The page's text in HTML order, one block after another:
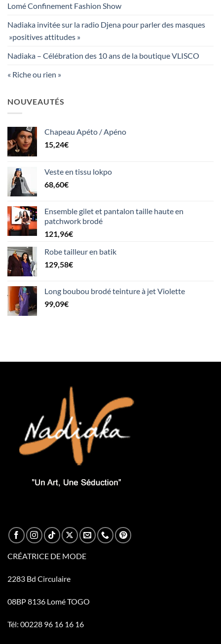
Lomé Confinement Fashion Show
Nadiaka invitée sur la radio Djena pour parler des masques
»positives attitudes »
Nadiaka – Célébration des 10 ans de la boutique VLISCO
« Riche ou rien »
NOUVEAUTÉS
Chapeau Apéto / Apéno
15,24€
Veste en tissu lokpo
68,60€
Ensemble gilet et pantalon taille haute en
patchwork brodé
121,96€
Robe tailleur en batik
129,58€
Long boubou brodé teinture à jet Violette
99,09€
CRÉATRICE DE MODE
2283 Bd Circulaire
08BP 8136 Lomé TOGO
Tél: 00228 96 16 16 16